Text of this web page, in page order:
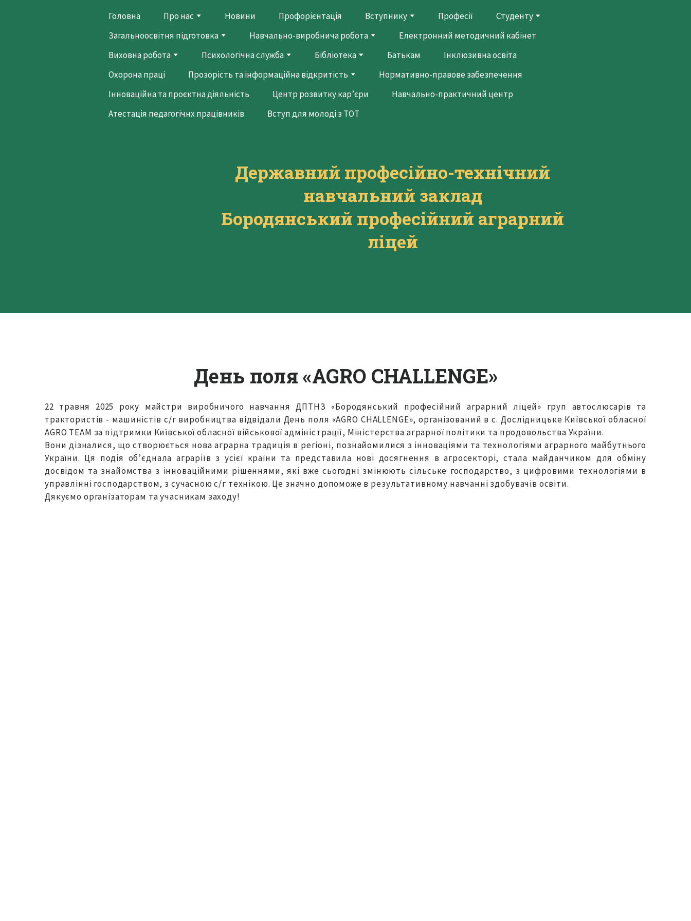
Головна Про нас Новини Профорієнтація Вступнику Професії
Студенту
Загальноосвітня підготовка
Навчально-виробнича робота
Електронний методичний кабінет
Виховна робота
Психологічна служба Бібліотека Батькам
Інклюзивна освіта
Охорона праці
Прозорість та інформаційна відкритість
Нормативно-правове забезпечення
Інноваційна та проєктна діяльність
Центр розвитку кар’єри
Навчально-практичний центр
Атестація педагогічнх працівників
Вступ для молоді з ТОТ
Державний професійно-технічний
навчальний заклад
Бородянський професійний аграрний
ліцей
День поля «AGRO CHALLENGE»
22 травня 2025 року майстри виробничого навчання ДПТНЗ «Бородянський професійний аграрний ліцей» груп автослюсарів та
трактористів - машиністів с/г виробництва відвідали День поля «AGRO CHALLENGE», організований в с. Дослідницьке Київської обласної
AGRO TEAM за підтримки Київської обласної військової адміністрації, Міністерства аграрної політики та продовольства України.
Вони дізналися, що створюється нова аграрна традиція в регіоні, познайомилися з інноваціями та технологіями аграрного майбутнього
України. Ця подія об’єднала аграріїв з усієї країни та представила нові досягнення в агросекторі, стала майданчиком для обміну
досвідом та знайомства з інноваційними рішеннями, які вже сьогодні змінюють сільське господарство, з цифровими технологіями в
управлінні господарством, з сучасною с/г технікою. Це значно допоможе в результативному навчанні здобувачів освіти.
Дякуємо організаторам та учасникам заходу!